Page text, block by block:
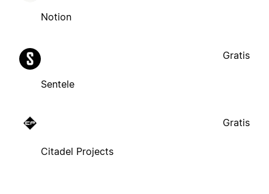
Notion
Sentele
Gratis
Citadel Projects
Gratis